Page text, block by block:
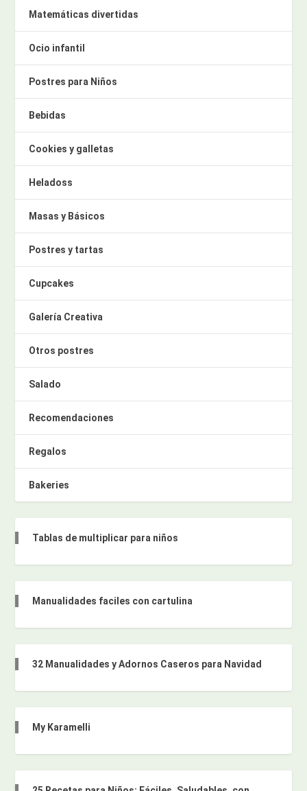
Matemáticas divertidas
Ocio infantil
Postres para Niños
Bebidas
Cookies y galletas
Heladoss
Masas y Básicos
Postres y tartas
Cupcakes
Galería Creativa
Otros postres
Salado
Recomendaciones
Regalos
Bakeries
Tablas de multiplicar para niños
Manualidades faciles con cartulina
32 Manualidades y Adornos Caseros para Navidad
My Karamelli